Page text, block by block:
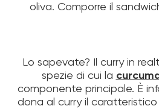
oliva. Comporre il
Lo sapevate? Il curry in
spezie di cui la
componente principale. È
dona al curry il